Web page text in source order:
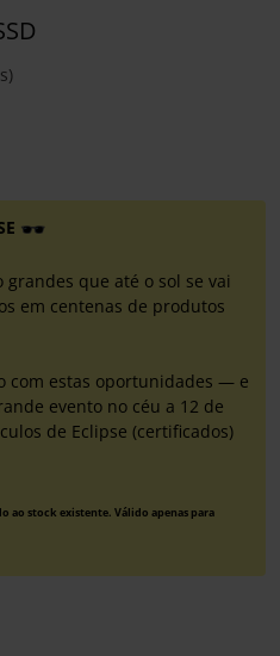
grandes que até o sol se vai
em centenas de produtos
com estas oportunidades — e
evento no céu a 12 de
de Eclipse (certificados)
ao stock existente. Válido apenas para